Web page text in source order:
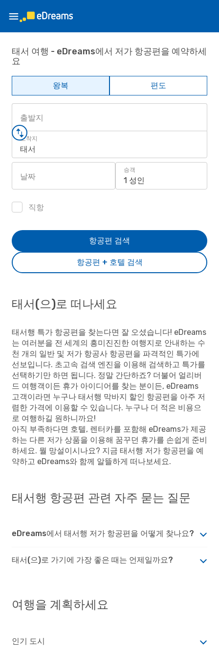
태서 여행 - eDreams에서 저가 항공편을 예약하세
요
왕복 편도
출발지
도착지
태서
날짜
승객
1 성인
직항
항공편 + 호텔 검색
항공편 검색
태서(으)로 떠나세요
태서행 특가 항공편을 찾는다면 잘 오셨습니다! eDreams
는 여러분을 전 세계의 흥미진진한 여행지로 안내하는 수
천 개의 일반 및 저가 항공사 항공편을 파격적인 특가에
선보입니다. 초고속 검색 엔진을 이용해 검색하고 특가를
선택하기만 하면 됩니다. 정말 간단하죠? 더불어 얼리버
드 여행객이든 휴가 아이디어를 찾는 분이든, eDreams
고객이라면 누구나 태서행 막바지 할인 항공편을 아주 저
렴한 가격에 이용할 수 있습니다. 누구나 더 적은 비용으
로 여행하길 원하니까요!
아직 부족하다면 호텔, 렌터카를 포함해 eDreams가 제공
하는 다른 저가 상품을 이용해 꿈꾸던 휴가를 손쉽게 준비
하세요. 뭘 망설이시나요? 지금 태서행 저가 항공편을 예
약하고 eDreams와 함께 알뜰하게 떠나보세요.
태서행 항공편 관련 자주 묻는 질문
eDreams에서 태서행 저가 항공편을 어떻게 찾나요?
태서(으)로 가기에 가장 좋은 때는 언제일까요?
여행을 계획하세요
인기 도시